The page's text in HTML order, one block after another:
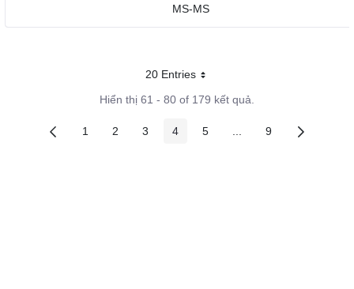
MS-MS
20 EntriesMỗi trang
Hiển thị 61 - 80 of 179 kết quả.
Các trang trên cổng
1 Các trang trên cổng
2 Các trang trên cổng
3 Các trang trên cổng
4 Các trang trên cổng
5 Các trang trung gian
Các trang trên
9